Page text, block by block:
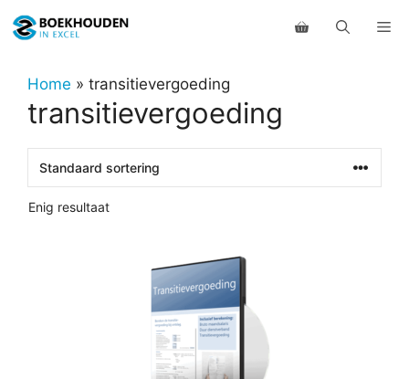
naar
inhoudHome » transitievergoeding
transitievergoeding
Enig resultaat